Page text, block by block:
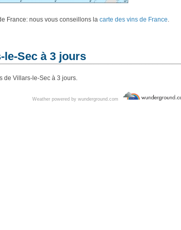
France: nous vous conseillons la carte des vins de France.
Sec à 3 jours
de Villars-le-Sec à 3 jours.
Weather powered by wunderground.com